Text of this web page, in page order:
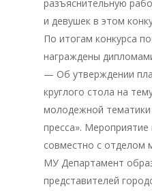
разъяснительную
и девушек в этом
По итогам конкурса
награждены
— Об утверждении
круглого стола на
молодежной
пресса». Мероприятие
совместно с отделом
МУ Департамент
представителей